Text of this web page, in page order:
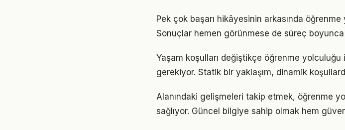
Pek çok başarı hikâyesinin arkasında
Sonuçlar hemen görünmese de süreç
Yaşam koşulları değiştikçe öğrenme
gerekiyor. Statik bir yaklaşım, dinamik
Alanındaki gelişmeleri takip etmek, öğrenme
sağlıyor. Güncel bilgiye sahip olmak hem